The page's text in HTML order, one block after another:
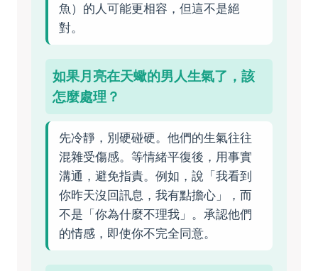
魚）的人可能更相容，但這不是絕
對。
如果月亮在天蠍的男人生氣了，該
怎麼處理？
先冷靜，別硬碰硬。他們的生氣往往
混雜受傷感。等情緒平復後，用事實
溝通，避免指責。例如，說「我看到
你昨天沒回訊息，我有點擔心」，而
不是「你為什麼不理我」。承認他們
的情感，即使你不完全同意。